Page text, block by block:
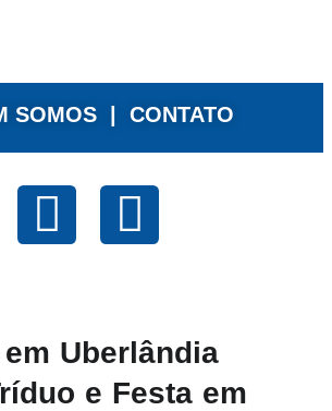
SOMOS | CONTATO
Uberlândia
e Festa em